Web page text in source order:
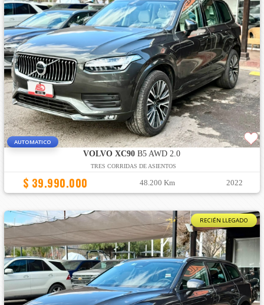
AUTOMATICO
VOLVO XC90 B5 AWD 2.0
TRES CORRIDAS DE ASIENTOS
$ 39.990.000 48.200 Km 2022
RECIÉN LLEGADO